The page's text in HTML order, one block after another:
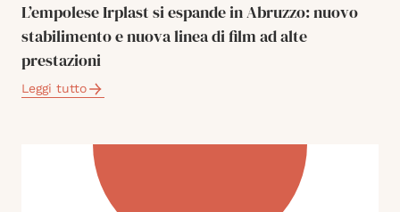
L’empolese Irplast si espande in Abruzzo: nuovo
stabilimento e nuova linea di film ad alte
prestazioni
Leggi tutto